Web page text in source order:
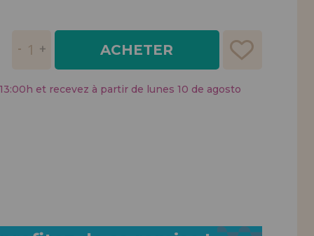
ACHETER
et recevez à partir de lunes 10 de agosto